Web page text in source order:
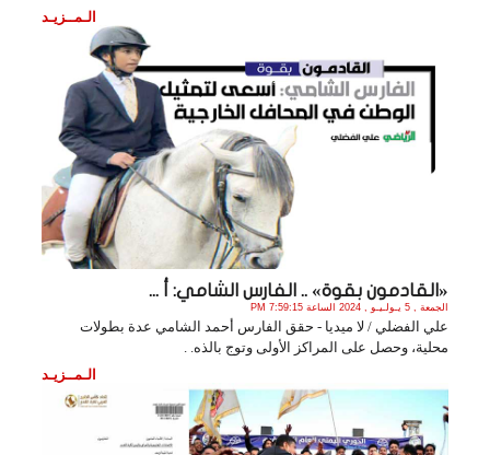
الـمــزيـد
«القادمون بقوة» .. الفارس الشامي: أ ...
الجمعة , 5 يـولـيـو , 2024 الساعة 7:59:15 PM
علي الفضلي / لا ميديا - حقق الفارس أحمد الشامي عدة بطولات
محلية، وحصل على المراكز الأولى وتوج بالذه. .
الـمــزيـد